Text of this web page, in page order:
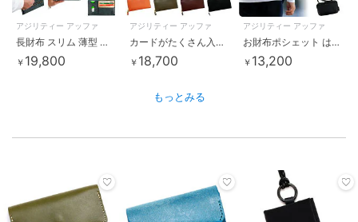
アジリティー アッファ
長財布 スリム 薄型 プラン AGILITY
￥ 19,800
アジリティー アッファ
カードがたくさん入る財布 長財布 ヴァンテアン AGILITY
￥ 18,700
アジリティー アッファ
お財布ポシェット はっ水 本革
￥ 13,200
もっとみる